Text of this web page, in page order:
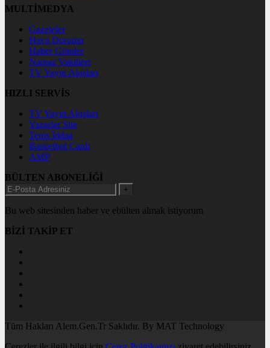
MULTİMEDYA
Gazeteler
Hava Durumu
Haber Gönder
Namaz Vakitleri
TV Yayın Akışları
HIZLI SERVİS
TV Yayın Akışları
Yazarlar Site
Tenis İddaa
Basketbol Canlı
AMP
BÜLTEN ABONELİĞİ
+
Bu web sitesinden haber ve ebülten almak istiyorum
BİZİ TAKİP ET
Tüm Hakları Alem.Gen.Tr Saklıdır. By MAT Technology